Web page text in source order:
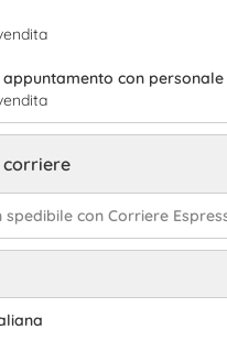
appuntamento con personale
corriere
con Corriere